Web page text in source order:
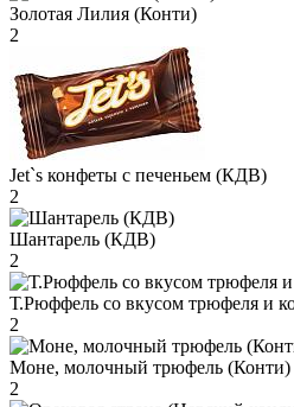
Золотая Лилия (Конти)
2
Jet`s конфеты с печеньем (КДВ)
2
Шантарель (КДВ)
2
Т.Рюффель со вкусом трюфеля и
2
Моне, молочный трюфель (Конти)
2